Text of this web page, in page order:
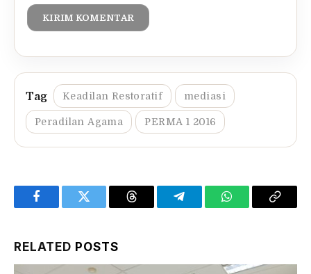
Keadilan Restoratif mediasi
Peradilan Agama PERMA 1 2016
FacebookTwitter Threads TelegramWhatsAppCopy
RELATED POSTS